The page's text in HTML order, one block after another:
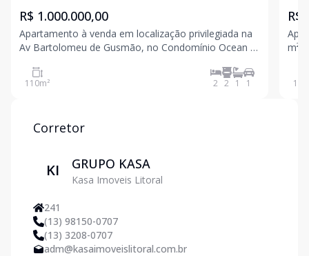
R$ 1.000.000,00
Apartamento à venda em localização privilegiada na
Av Bartolomeu de Gusmão, no Condomínio Ocean 1,
excelente padrão de acabamento Imóvel com 110,63
m² de área total, muito bem distribuído, ideal para
110m² 2 2 1 1
R$
m²
110
Corretor
KI GRUPO KASA
Kasa Imoveis Litoral
241
(13) 98150-0707
(13) 3208-0707
adm@kasaimoveislitoral.com.br